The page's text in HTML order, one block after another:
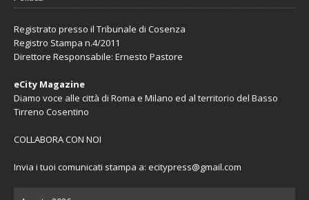
Registrato presso il Tribunale di Cosenza
Registro Stampa n.4/2011
Direttore Responsabile: Ernesto Pastore
eCity Magazine
Diamo voce alle città di Roma e Milano ed al territorio del Basso
Tirreno Cosentino
COLLABORA CON NOI
Invia i tuoi comunicati stampa a: ecitypress@gmail.com